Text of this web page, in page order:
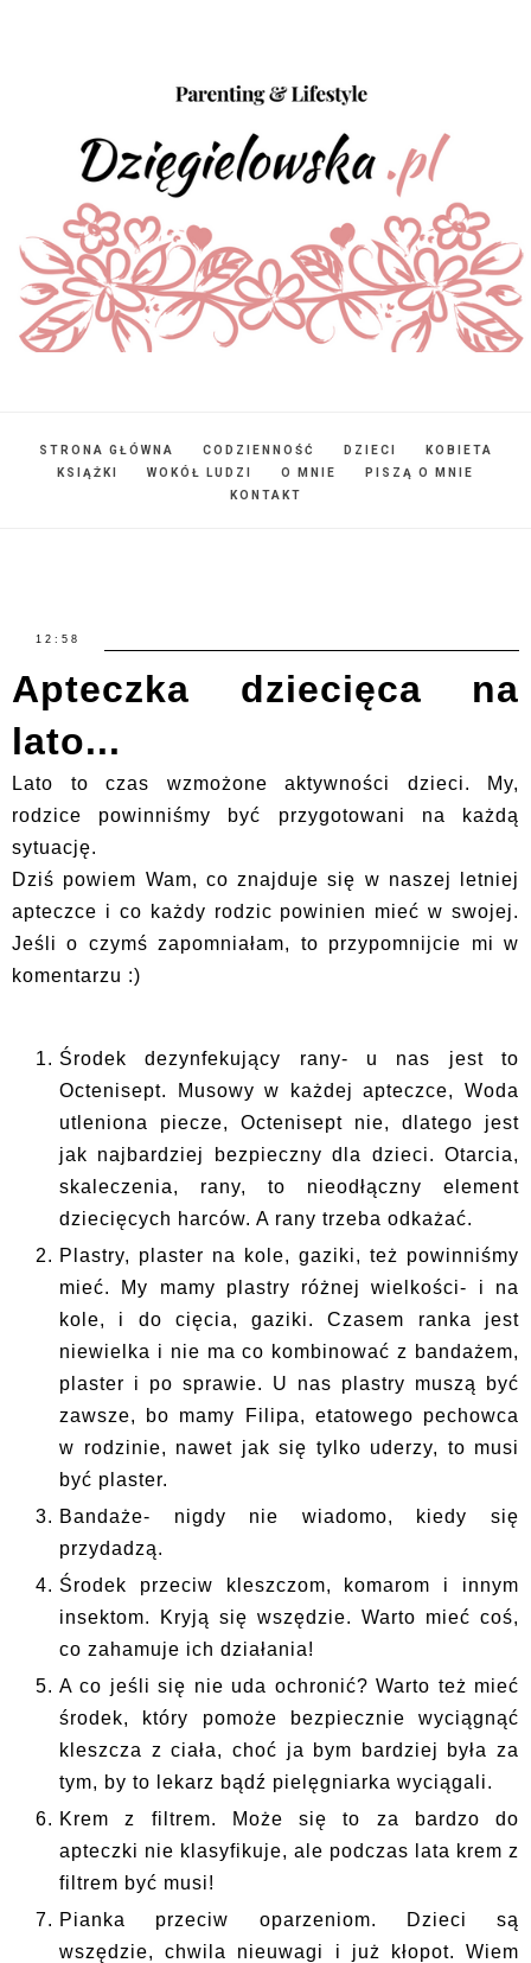
STRONA GŁÓWNA CODZIENNOŚĆ DZIECI
KOBIETA
KSIĄŻKI
WOKÓŁ LUDZI O MNIE
PISZĄ O MNIE
KONTAKT
12:58
Apteczka dziecięca na
lato...
Lato to czas wzmożone aktywności dzieci. My,
rodzice powinniśmy być przygotowani na każdą
sytuację.
Dziś powiem Wam, co znajduje się w naszej letniej
apteczce i co każdy rodzic powinien mieć w swojej.
Jeśli o czymś zapomniałam, to przypomnijcie mi w
komentarzu :)
Środek dezynfekujący rany- u nas jest to
Octenisept. Musowy w każdej apteczce, Woda
utleniona piecze, Octenisept nie, dlatego jest
jak najbardziej bezpieczny dla dzieci. Otarcia,
skaleczenia, rany, to nieodłączny element
dziecięcych harców. A rany trzeba odkażać.
Plastry, plaster na kole, gaziki, też powinniśmy
mieć. My mamy plastry różnej wielkości- i na
kole, i do cięcia, gaziki. Czasem ranka jest
niewielka i nie ma co kombinować z bandażem,
plaster i po sprawie. U nas plastry muszą być
zawsze, bo mamy Filipa, etatowego pechowca
w rodzinie, nawet jak się tylko uderzy, to musi
być plaster.
Bandaże- nigdy nie wiadomo, kiedy się
przydadzą.
Środek przeciw kleszczom, komarom i innym
insektom. Kryją się wszędzie. Warto mieć coś,
co zahamuje ich działania!
A co jeśli się nie uda ochronić? Warto też mieć
środek, który pomoże bezpiecznie wyciągnąć
kleszcza z ciała, choć ja bym bardziej była za
tym, by to lekarz bądź pielęgniarka wyciągali.
Krem z filtrem. Może się to za bardzo do
apteczki nie klasyfikuje, ale podczas lata krem z
filtrem być musi!
Pianka przeciw oparzeniom. Dzieci są
wszędzie, chwila nieuwagi i już kłopot. Wiem